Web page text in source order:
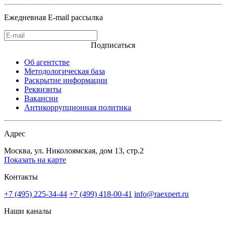
Ежедневная E-mail рассылка
Подписаться
Об агентстве
Методологическая база
Раскрытие информации
Реквизиты
Вакансии
Антикоррупционная политика
Адрес
Москва, ул. Николоямская, дом 13, стр.2
Показать на карте
Контакты
+7 (495) 225-34-44 +7 (499) 418-00-41 info@raexpert.ru
Наши каналы